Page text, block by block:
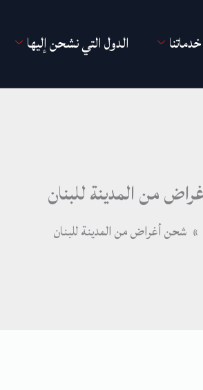
الدول التي نشحن إليها
من المدينة للبنان
شحن أغراض من المدينة للبنان